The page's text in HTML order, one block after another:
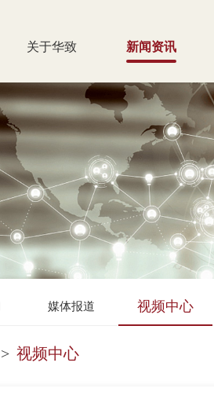
关于华致 新闻资讯
媒体报道 视频中心
视频中心